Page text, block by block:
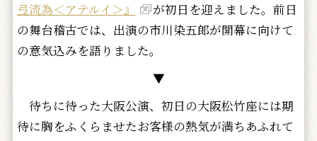
弖流為＜アテルイ＞』
が初日を迎えました。前日
の舞台稽古では、出演の市川染五郎が開幕に向けて
の意気込みを語りました。
▼
待ちに待った大阪公演、初日の大阪松竹座には期
待に胸をふくらませたお客様の熱気が満ちあふれて